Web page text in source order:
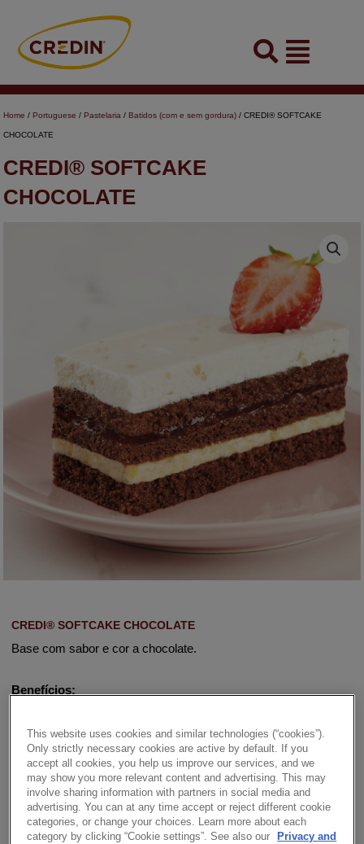
content
Flyout
Menu
Home / Portuguese / Pastelaria / Batidos (com e sem gordura) / CREDI® SOFTCAKE
CHOCOLATE
CREDI® SOFTCAKE
CHOCOLATE
CREDI® SOFTCAKE CHOCOLATE
Base com sabor e cor a chocolate.
Benefícios:
✔ Produto completo.
Receita:
✔ Ovos + Óleo + Água
This website uses cookies and similar technologies (“cookies”).
Only strictly necessary cookies are active by default. If you
accept all cookies, you help us improve our services, and we
may show you more relevant content and advertising. This may
involve sharing information with partners in social media and
advertising. You can at any time accept or reject different cookie
categories, or change your choices. Learn more about each
category by clicking “Cookie settings”. See also our
Privacy and